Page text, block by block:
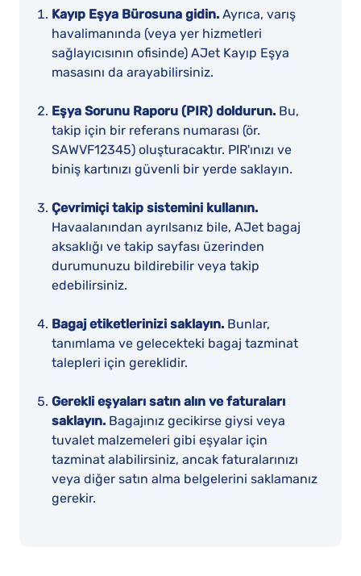
Kayıp Eşya Bürosuna gidin. Ayrıca, varış
havalimanında (veya yer hizmetleri
sağlayıcısının ofisinde) AJet Kayıp Eşya
masasını da arayabilirsiniz.
Eşya Sorunu Raporu (PIR) doldurun. Bu,
takip için bir referans numarası (ör.
SAWVF12345) oluşturacaktır. PIR'ınızı ve
biniş kartınızı güvenli bir yerde saklayın.
Çevrimiçi takip sistemini kullanın.
Havaalanından ayrılsanız bile, AJet bagaj
aksaklığı ve takip sayfası üzerinden
durumunuzu bildirebilir veya takip
edebilirsiniz.
Bagaj etiketlerinizi saklayın. Bunlar,
tanımlama ve gelecekteki bagaj tazminat
talepleri için gereklidir.
Gerekli eşyaları satın alın ve faturaları
saklayın. Bagajınız gecikirse giysi veya
tuvalet malzemeleri gibi eşyalar için
tazminat alabilirsiniz, ancak faturalarınızı
veya diğer satın alma belgelerini saklamanız
gerekir.